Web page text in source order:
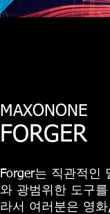
MAXONONE
FORGER
Forger는 직관적인
와 광범위한 도구
라서 여러분은 영